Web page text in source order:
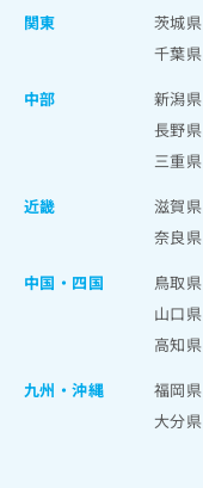
関東
茨城県
千葉県
中部
新潟県
長野県
三重県
近畿
滋賀県
奈良県
中国・四国
鳥取県
山口県
高知県
九州・沖縄
福岡県
大分県